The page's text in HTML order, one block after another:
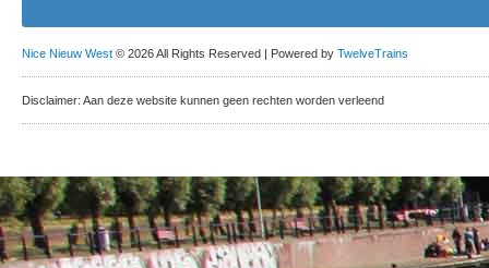
Nice Nieuw West © 2026 All Rights Reserved | Powered by TwelveTrains
Disclaimer: Aan deze website kunnen geen rechten worden verleend